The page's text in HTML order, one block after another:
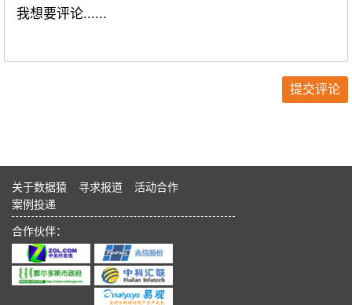
关于数据猿 寻求报道
活动合作
案例投递
合作伙伴：